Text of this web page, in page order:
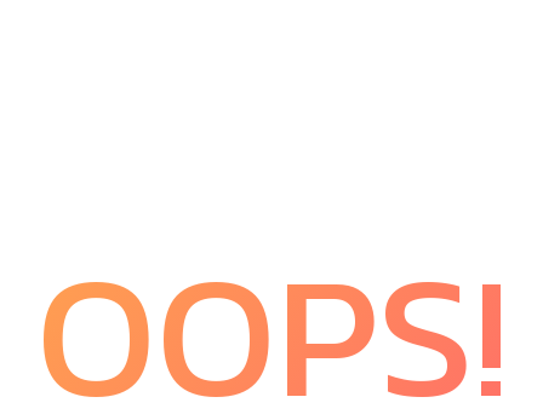
OOPS!